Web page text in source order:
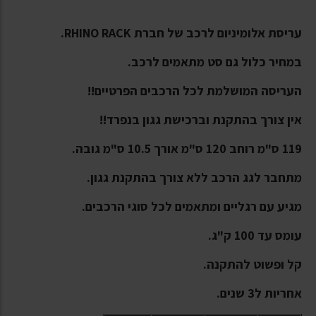
עריסת אלומיניום לרכב של חברת RHINO RACK.
במחיר כלול גם סט מתאמים לרכב.
העריסה המושלמת לכל הרכבים הפרטיים!!
אין צורך בהתקנת וברכישת גגון בנפרד!!
119 ס"מ רוחב 120 ס"מ אורך 10.5 ס"מ גובה.
מתחבר לגג הרכב ללא צורך בהתקנת גגון.
מגיע עם רגליים ומתאמים לכל סוגי הרכבים.
עומס עד 100 ק"ג.
קל ופשוט להתקנה.
אחריות ל3 שנים.